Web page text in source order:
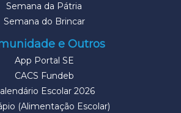
Semana da Pátria
Semana do Brincar
e Outros
App Portal SE
CACS Fundeb
Escolar 2026
(Alimentação Escolar)